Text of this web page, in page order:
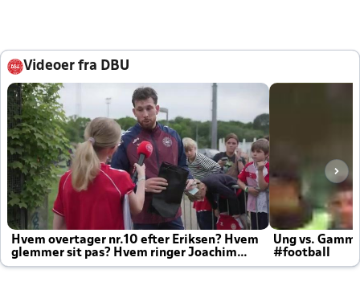
Videoer fra DBU
Hvem overtager nr.10 efter Eriksen? Hvem
glemmer sit pas? Hvem ringer Joachim
altid til efter kampe?
Ung vs.
#football